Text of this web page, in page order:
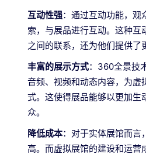
互动性强：通过互动功能，观
索，与展品进行互动。这种互
之间的联系，还为他们提供了
丰富的展示方式：360全景技
音频、视频和动态内容，为虚
式。这使得展品能够以更加生
众。
降低成本：对于实体展馆而言
高。而虚拟展馆的建设和运营